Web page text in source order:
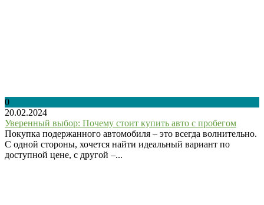
0
20.02.2024
Уверенный выбор: Почему стоит купить авто с пробегом
Покупка подержанного автомобиля – это всегда волнительно.
С одной стороны, хочется найти идеальный вариант по
доступной цене, с другой –...